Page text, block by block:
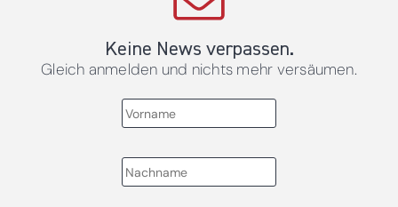
Keine News verpassen.
Gleich anmelden und nichts mehr versäumen.